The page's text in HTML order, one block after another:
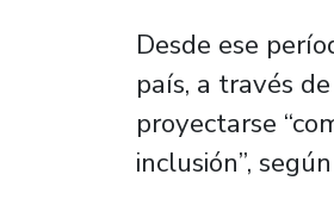
Desde ese
país, a través
proyectarse
inclusión”,